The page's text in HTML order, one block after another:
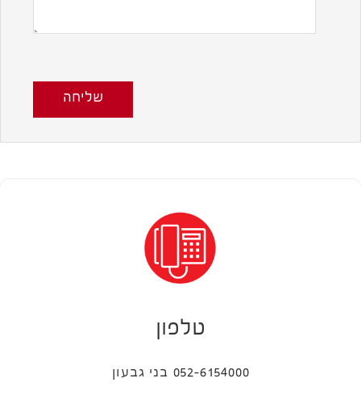
שליחה
טלפון
052-6154000 בני גבעון